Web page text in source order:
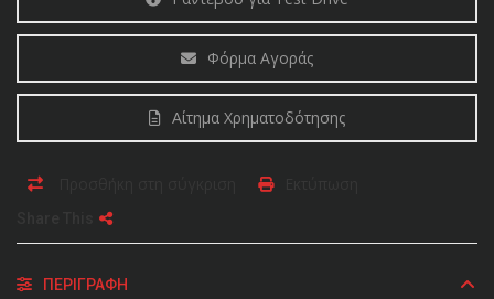
Φόρμα Αγοράς
Αίτημα Χρηματοδότησης
ΠΕΡΙΓΡΑΦΉ